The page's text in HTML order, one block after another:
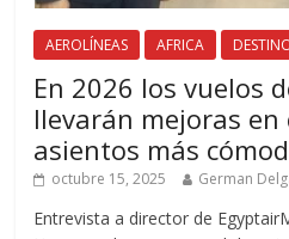
AEROLÍNEAS AFRICA
En 2026 los vuelos
llevarán mejoras en
asientos más
octubre 15, 2025 German
Entrevista a director de